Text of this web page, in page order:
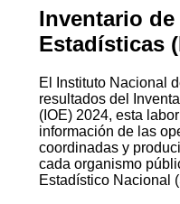
Inventario
Estadísticas
El Instituto Nacional
resultados del
(IOE) 2024, esta
información de las
coordinadas y
cada organismo
Estadístico Nacional